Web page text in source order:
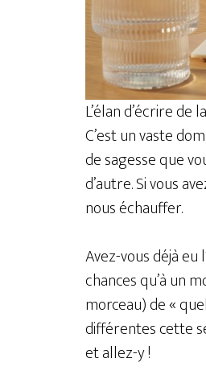
L’élan d’écrire
C’est un vaste
de sagesse que
d’autre. Si vous
nous échauffer.
Avez-vous déjà
chances qu’à un
morceau) de «
différentes cette
et allez-y !